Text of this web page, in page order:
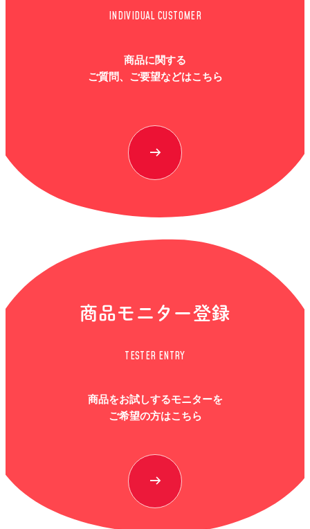
INDIVIDUAL CUSTOMER
商品に関する
ご質問、ご要望などはこちら
商品モニター登録
TESTER ENTRY
商品をお試しするモニターを
ご希望の方はこちら